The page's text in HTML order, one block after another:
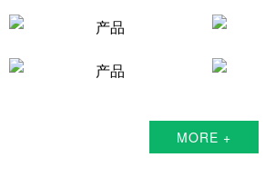
MORE +